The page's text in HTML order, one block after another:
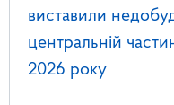
виставили
центральній
2026 року